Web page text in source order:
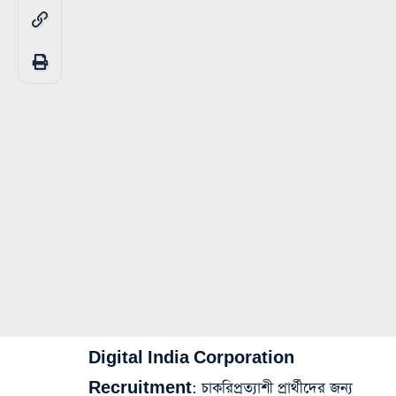
Digital India Corporation
Recruitment: চাকরিপ্রত্যাশী প্রার্থীদের জন্য